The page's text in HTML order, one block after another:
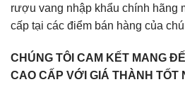
rượu vang nhập khẩu chính hãng
cấp tại các điểm bán hàng của
CHÚNG TÔI CAM KẾT MANG
CAO CẤP VỚI GIÁ THÀNH TỐT